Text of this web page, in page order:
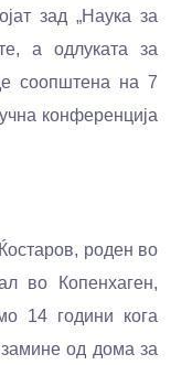
зад „Наука за
а одлуката за
соопштена на 7
конференција
роден во
во Копенхаген,
14 години кога
од дома за